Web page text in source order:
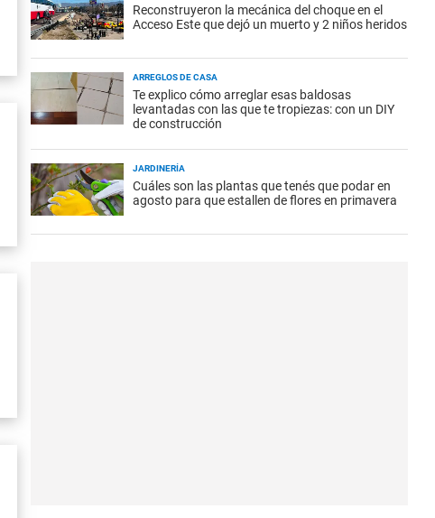
Reconstruyeron la mecánica del choque en el
Acceso Este que dejó un muerto y 2 niños heridos
ARREGLOS DE CASA
Te explico cómo arreglar esas baldosas
levantadas con las que te tropiezas: con un DIY
de construcción
JARDINERÍA
Cuáles son las plantas que tenés que podar en
agosto para que estallen de flores en primavera